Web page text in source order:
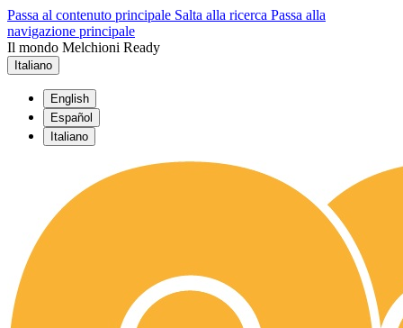
Passa al contenuto principale Salta alla ricerca Passa alla
navigazione principale
Il mondo Melchioni Ready
Italiano
English
Español
Italiano